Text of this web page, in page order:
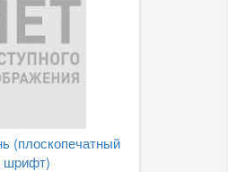
(плоскопечатный
шpифт)